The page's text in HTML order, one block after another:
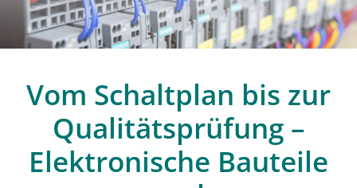
Vom Schaltplan bis zur
Qualitätsprüfung –
Elektronische Bauteile